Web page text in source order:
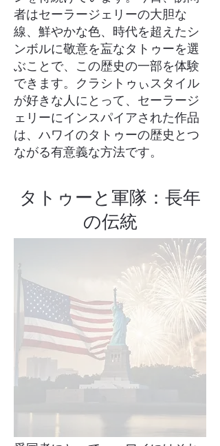
者はセーラージェリーの大胆な
線、鮮やかな色、時代を超えたシ
ンボルに敬意を衁なタトゥーを選
ぶことで、この歴史の一部を体験
できます。クラシトゥぃスタイル
が好きな人にとって、セーラージ
ェリーにインスパイアされた作品
は、ハワイのタトゥーの歴史とつ
ながる有意義な方法です。
タトゥーと軍隊：長年
の伝統